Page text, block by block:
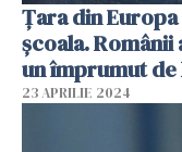
Țara din
școala.
un împrumut de
23 APRILIE 2024